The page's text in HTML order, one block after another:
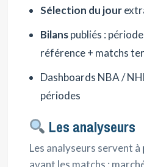
Sélection du jour
Bilanspubliés :
référence + matchs
Dashboards NBA /
périodes
Les analyseurs
Les analyseurs servent à
avant les matchs :